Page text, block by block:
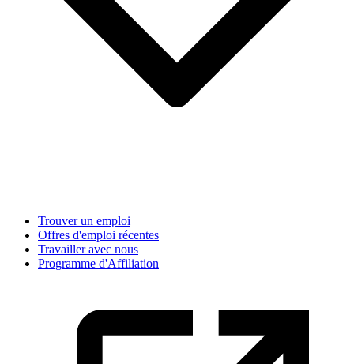
Trouver un emploi
Offres d'emploi récentes
Travailler avec nous
Programme d'Affiliation